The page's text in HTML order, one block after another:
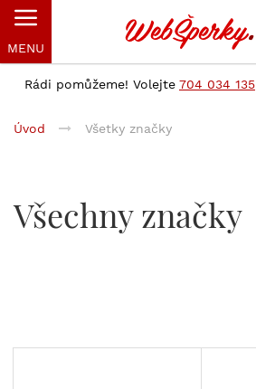
MENU
Rádi pomůžeme! Volejte 704 034 135
Úvod Všetky značky
Všechny značky